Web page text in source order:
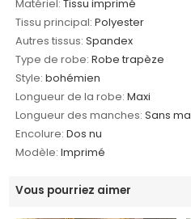
Matériel: Tissu imprimé
Tissu principal: Polyester
Autres tissus: Spandex
Type de robe: Robe trapèze
Style: bohémien
Longueur de la robe: Maxi
Longueur des manches: Sans
Encolure: Dos nu
Modèle: Imprimé
Vous pourriez aimer